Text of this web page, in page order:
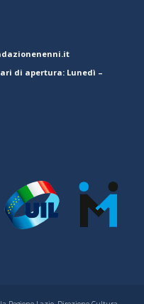
di apertura: Lunedì –